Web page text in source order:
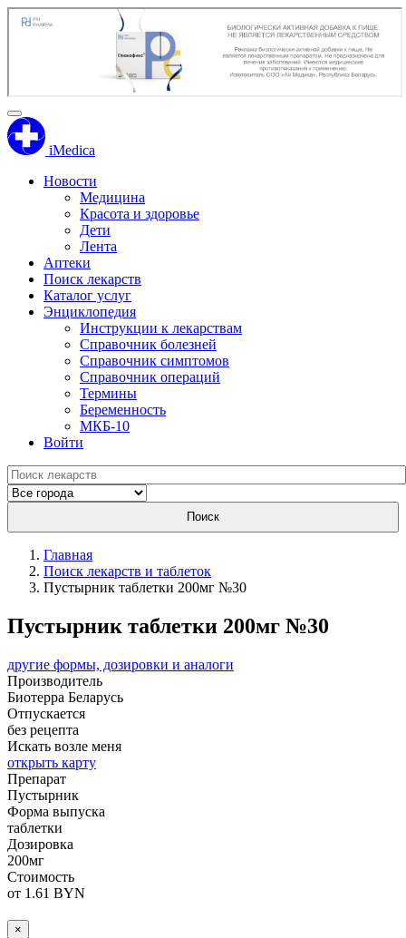
iMedica
Новости
Медицина
Красота и здоровье
Дети
Лента
Аптеки
Поиск лекарств
Каталог услуг
Энциклопедия
Инструкции к лекарствам
Справочник болезней
Справочник симптомов
Справочник операций
Термины
Беременность
МКБ-10
Войти
Поиск
Главная
Поиск лекарств и таблеток
Пустырник таблетки 200мг №30
Пустырник таблетки 200мг №30
другие формы, дозировки и аналоги
Производитель
Биотерра Беларусь
Отпускается
без рецепта
Искать возле меня
открыть карту
Препарат
Пустырник
Форма выпуска
таблетки
Дозировка
200мг
Стоимость
от 1.61 BYN
×